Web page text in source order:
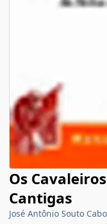
Os
Cantigas
José Antônio Souto Cabo